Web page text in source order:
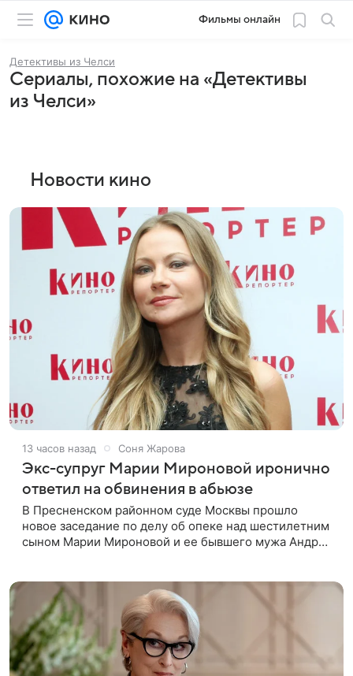
Фильмы онлайн
Детективы из Челси
Сериалы, похожие на «Детективы
из Челси»
Новости кино
13 часов назад Соня Жарова
Экс-супруг Марии Мироновой иронично
ответил на обвинения в абьюзе
В Пресненском районном суде Москвы прошло
новое заседание по делу об опеке над шестилетним
сыном Марии Мироновой и ее бывшего мужа Андрея